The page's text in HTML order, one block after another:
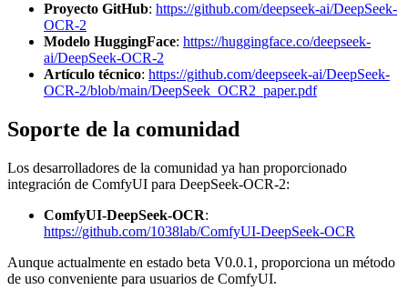
Proyecto GitHub: https://github.com/deepseek-ai/DeepSeek-
OCR-2
Modelo HuggingFace: https://huggingface.co/deepseek-
ai/DeepSeek-OCR-2
Artículo técnico: https://github.com/deepseek-ai/DeepSeek-
OCR-2/blob/main/DeepSeek_OCR2_paper.pdf
Soporte de la comunidad
Los desarrolladores de la comunidad ya han proporcionado
integración de ComfyUI para DeepSeek-OCR-2:
ComfyUI-DeepSeek-OCR:
https://github.com/1038lab/ComfyUI-DeepSeek-OCR
Aunque actualmente en estado beta V0.0.1, proporciona un método
de uso conveniente para usuarios de ComfyUI.